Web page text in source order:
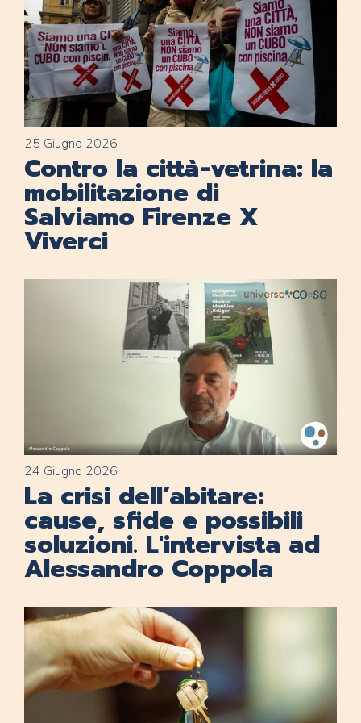
25 Giugno 2026
Contro la città-vetrina: la
mobilitazione di
Salviamo Firenze X
Viverci
24 Giugno 2026
La crisi dell’abitare:
cause, sfide e possibili
soluzioni. L'intervista ad
Alessandro Coppola